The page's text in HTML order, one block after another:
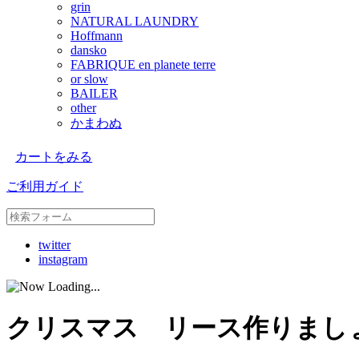
grin
NATURAL LAUNDRY
Hoffmann
dansko
FABRIQUE en planete terre
or slow
BAILER
other
かまわぬ
カートをみる
ご利用ガイド
twitter
instagram
クリスマス リース作りまし